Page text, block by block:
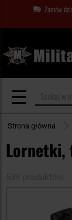
Zamów
Strona główna
Lornetki,